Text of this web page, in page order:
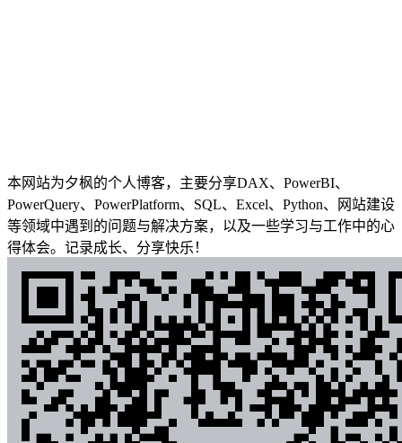
本网站为夕枫的个人博客，主要分享DAX、PowerBI、
PowerQuery、PowerPlatform、SQL、Excel、Python、网站建设
等领域中遇到的问题与解决方案，以及一些学习与工作中的心
得体会。记录成长、分享快乐！